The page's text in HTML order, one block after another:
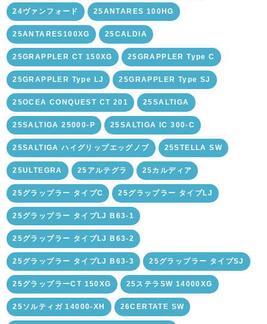
24ヴァンフォード 25ANTARES 100HG
25ANTARES100XG 25CALDIA
25GRAPPLER CT 150XG 25GRAPPLER Type C
25GRAPPLER Type LJ 25GRAPPLER Type SJ
25OCEA CONQUEST CT 201 25SALTIGA
25SALTIGA 25000-P 25SALTIGA IC 300-C
25SALTIGA ハイグリップエッグノブ 25STELLA SW
25ULTEGRA 25アルテグラ 25カルディア
25グラップラー タイプC 25グラップラー タイプLJ
25グラップラー タイプLJ B63-1
25グラップラー タイプLJ B63-2
25グラップラー タイプLJ B63-3 25グラップラー タイプSJ
25グラップラーCT 150XG 25ステラSW 14000XG
25ソルティガ 14000-XH 26CERTATE SW